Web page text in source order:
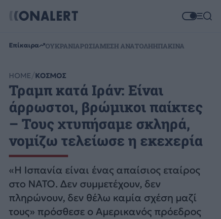
Επίκαιρα ΟΥΚΡΑΝΙΑΡΩΣΙΑΜΕΣΗ ΑΝΑΤΟΛΗΗΠΑΚΙΝΑ
HOME ΚΟΣΜΟΣ
Τραμπ κατά Ιράν: Είναι
άρρωστοι, βρώμικοι παίκτες
– Τους χτυπήσαμε σκληρά,
νομίζω τελείωσε η εκεχερία
«Η Ισπανία είναι ένας απαίσιος εταίρος
στο ΝΑΤΟ. Δεν συμμετέχουν, δεν
πληρώνουν, δεν θέλω καμία σχέση μαζί
τους» πρόσθεσε ο Αμερικανός πρόεδρος